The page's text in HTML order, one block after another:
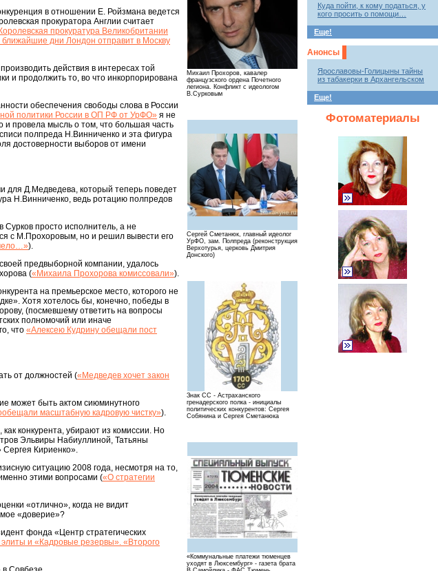
Михаил Прохоров, кавалер
французского ордена Почетного
легиона. Конфликт с идеологом
В.Сурковым
Сергей Сметанюк, главный идеолог
УрФО, зам. Полпреда (реконструкция
Верхотурья, церковь Дмитрия
Донского)
Знак СС - Астраханского
гренадерского полка - инициалы
политических конкурентов: Сергея
Собянина и Сергея Сметанюка
«Коммунальные платежи тюменцев
уходят в Люксембург» - газета брата
в отношении Е. Ройзмана ведется
прокуратора Англии считает
прокуратура Великобритании
ближайшие дни Лондон отправит в Москву
действия в интересах той
и продолжить то, во что инкорпорирована
обеспечения свободы слова в России
политики России в ОП РФ от УрФО» я не
и провела мысль о том, что большая часть
полпреда Н.Винниченко и эта фигура
достоверности выборов от имени
для Д.Медведева, который теперь поведет
Н.Винниченко, ведь ротацию полпредов
просто исполнитель, а не
с М.Прохоровым, но и решил вывести его
).
предвыборной компании, удалось
(«Михаила Прохорова комиссовали»).
на премьерское место, которого не
Хотя хотелось бы, конечно, победы в
(посмевшему ответить на вопросы
полномочий или иначе
что «Алексею Кудрину обещали пост
от должностей («Медведев хочет закон
может быть актом сиюминутного
масштабную кадровую чистку»).
конкурента, убирают из комиссии. Но
Эльвиры Набиуллиной, Татьяны
Сергея Кириенко».
ситуацию 2008 года, несмотря на то,
этими вопросами («О стратегии
«отлично», когда не видит
«доверие»?
фонда «Центр стратегических
и «Кадровые резервы». «Второго
Куда пойти, к кому податься, у
кого просить о помощи…
Еще!
Анонсы
Ярославовы-Голицыны тайны
из табакерки в Архангельском
Еще!
Фотоматериалы